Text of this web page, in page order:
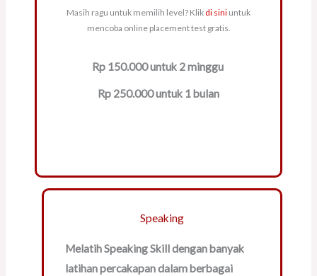
Masih ragu untuk memilih level? Klik di sini untuk
mencoba online placement test gratis.
Rp 150.000 untuk 2 minggu
Rp 250.000 untuk 1 bulan
Speaking
Melatih Speaking Skill dengan banyak
latihan percakapan dalam berbagai